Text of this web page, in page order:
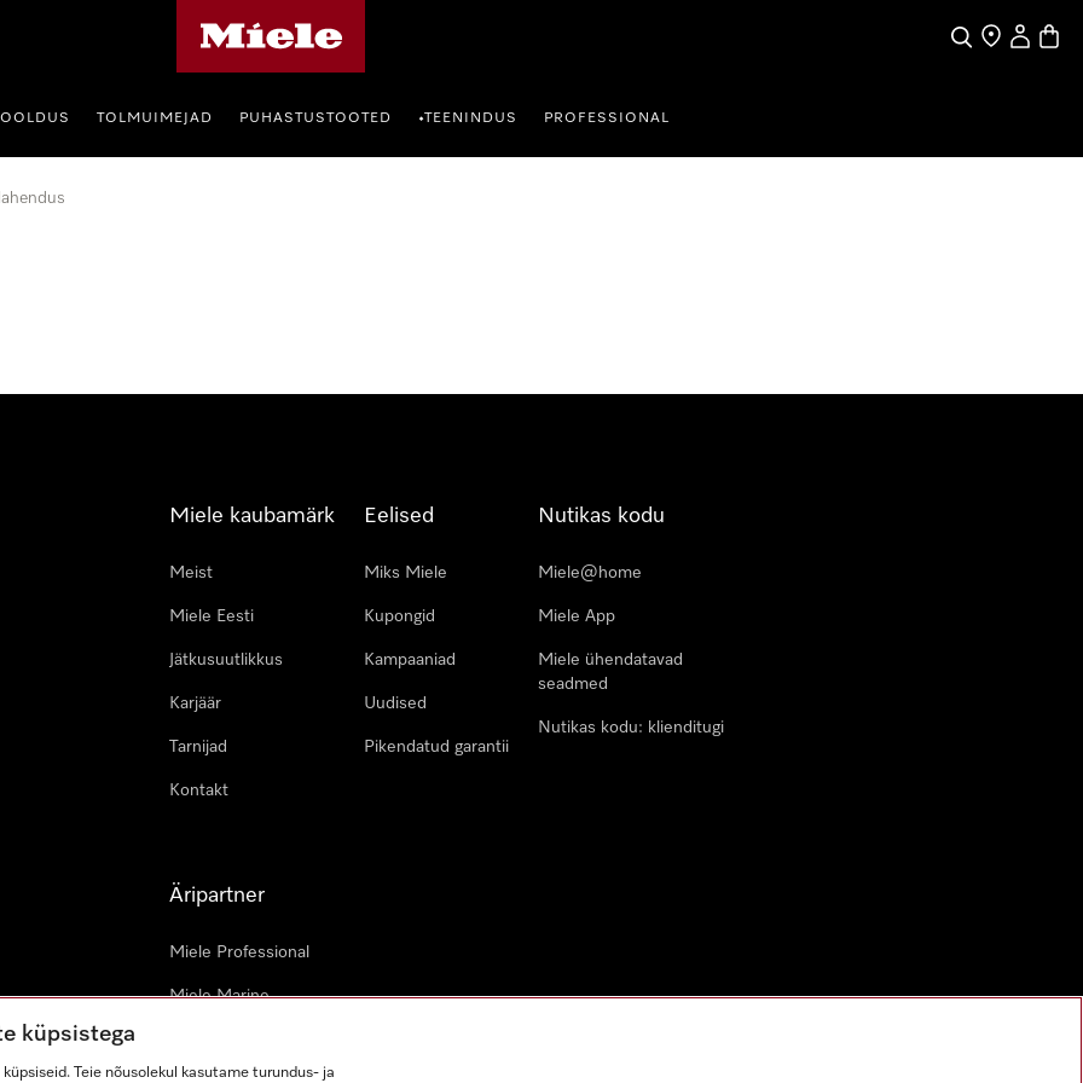
SearchFind a store
My
TOLMUIMEJAD PUHASTUSTOOTED •TEENINDUS PROFESSIONAL
Miele kaubamärk
Meist
Miele Eesti
Jätkusuutlikkus
Karjäär
Tarnijad
Kontakt
Eelised
Miks Miele
Kupongid
Kampaaniad
Uudised
Pikendatud garantii
Nutikas kodu
Miele@home
Miele App
Miele ühendatavad
seadmed
Nutikas kodu: klienditugi
Äripartner
Miele Professional
Miele Marine
küpsistega
Teie nõusolekul kasutame turundus- ja